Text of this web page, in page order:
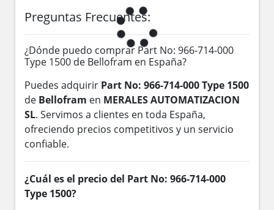
Preguntas Frecuentes:
¿Dónde puedo comprar Part No: 966-714-000
Type 1500 de Bellofram en España?
Puedes adquirir Part No: 966-714-000 Type 1500
de Bellofram en MERALES AUTOMATIZACION
SL. Servimos a clientes en toda España,
ofreciendo precios competitivos y un servicio
confiable.
¿Cuál es el precio del Part No: 966-714-000
Type 1500?